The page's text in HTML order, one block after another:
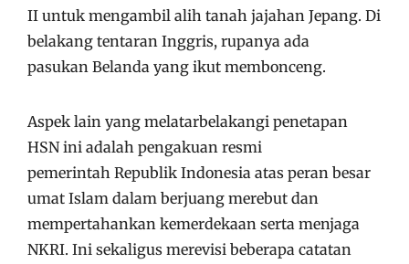
II untuk mengambil alih tanah jajahan Jepang. Di
belakang tentaran Inggris, rupanya ada
pasukan Belanda yang ikut membonceng.
Aspek lain yang melatarbelakangi penetapan
HSN ini adalah pengakuan resmi
pemerintah Republik Indonesia atas peran besar
umat Islam dalam berjuang merebut dan
mempertahankan kemerdekaan serta menjaga
NKRI. Ini sekaligus merevisi beberapa catatan